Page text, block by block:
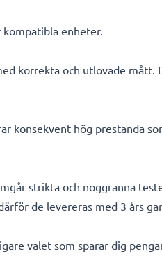
enheter.
korrekta och utlovade
konsekvent hög prestanda
strikta och noggranna
de levereras med 3 års
valet som sparar dig